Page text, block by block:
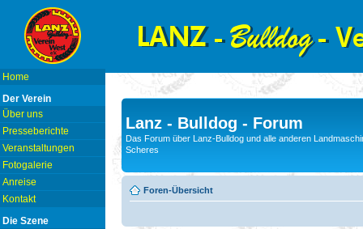
Home
Der Verein
Über uns
Presseberichte
Veranstaltungen
Fotogalerie
Anreise
Kontakt
Die Szene
Lanz - Bulldog - Forum
Das Forum über Lanz-Bulldog und alle anderen
Scheres
Foren-Übersicht